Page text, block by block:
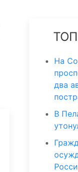
На
два
В